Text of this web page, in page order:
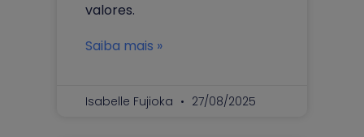
valores.
Saiba mais »
Isabelle Fujioka 27/08/2025